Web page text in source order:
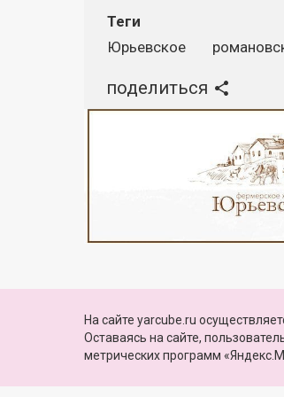
Теги
Юрьевское
поделиться
© 2010—2026, Яркуб
Свидетельство о регистрации СМИ:
Эл №ФС77-60775 от 25 февраля 2015 г.
выдано Роскомнадзором
Сайт функционирует при финансовой
На сайте yarcube.ru
Оставаясь на сайте,
метрических программ